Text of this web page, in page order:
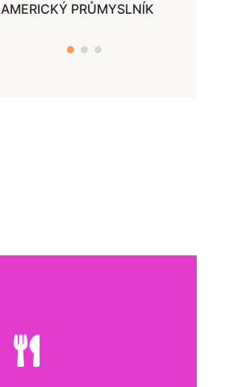
AMERICKÝ PRŮMYSLNÍK